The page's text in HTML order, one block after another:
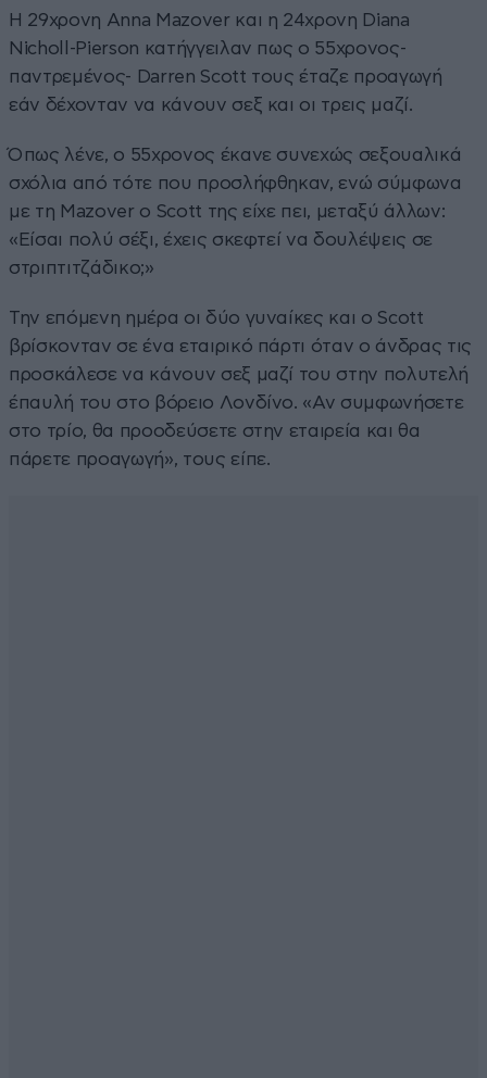
Η 29χρονη Anna Mazover και η 24χρονη Diana
Nicholl-Pierson κατήγγειλαν πως ο 55χρονος-
παντρεμένος- Darren Scott τους έταζε προαγωγή
εάν δέχονταν να κάνουν σεξ και οι τρεις μαζί.
Όπως λένε, ο 55χρονος έκανε συνεχώς σεξουαλικά
σχόλια από τότε που προσλήφθηκαν, ενώ σύμφωνα
με τη Mazover ο Scott της είχε πει, μεταξύ άλλων:
«Είσαι πολύ σέξι, έχεις σκεφτεί να δουλέψεις σε
στριπτιτζάδικο;»
Την επόμενη ημέρα οι δύο γυναίκες και ο Scott
βρίσκονταν σε ένα εταιρικό πάρτι όταν ο άνδρας τις
προσκάλεσε να κάνουν σεξ μαζί του στην πολυτελή
έπαυλή του στο βόρειο Λονδίνο. «Αν συμφωνήσετε
στο τρίο, θα προοδεύσετε στην εταιρεία και θα
πάρετε προαγωγή», τους είπε.